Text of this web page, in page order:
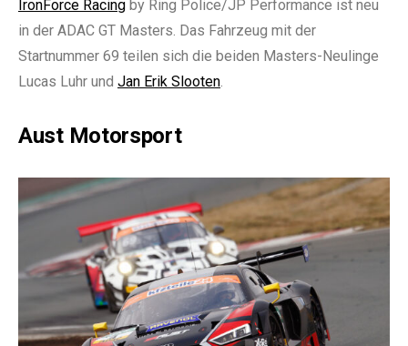
IronForce Racing by Ring Police/JP Performance ist neu
in der ADAC GT Masters. Das Fahrzeug mit der
Startnummer 69 teilen sich die beiden Masters-Neulinge
Lucas Luhr und Jan Erik Slooten.
Aust Motorsport